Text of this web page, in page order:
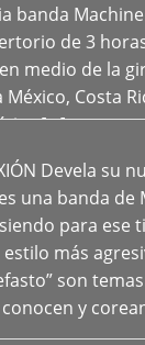
banda
de 3
medio de la
México, Costa
[…]
Devela su
una banda de
para ese
más
son
y